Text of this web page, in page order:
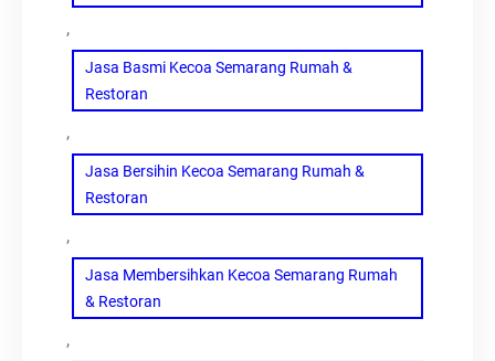
,
Jasa Basmi Kecoa Semarang Rumah &
Restoran
,
Jasa Bersihin Kecoa Semarang Rumah &
Restoran
,
Jasa Membersihkan Kecoa Semarang Rumah
& Restoran
,